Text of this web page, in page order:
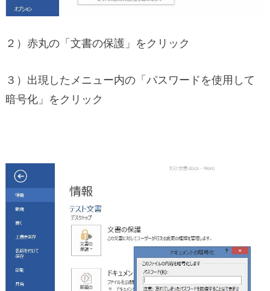
２）赤丸の「文書の保護」をクリック
３）出現したメニュー内の「パスワードを使用して
暗号化」をクリック